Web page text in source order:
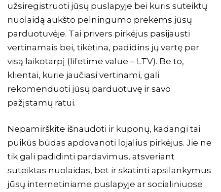
užsiregistruoti jūsų puslapyje bei kuris suteiktų
nuolaidą aukšto pelningumo prekėms jūsų
parduotuvėje. Tai privers pirkėjus pasijausti
vertinamais bei, tikėtina, padidins jų vertę per
visą laikotarpį (lifetime value – LTV). Be to,
klientai, kurie jaučiasi vertinami, gali
rekomenduoti jūsų parduotuvę ir savo
pažįstamų ratui.
Nepamirškite išnaudoti ir kuponų, kadangi tai
puikūs būdas apdovanoti lojalius pirkėjus. Jie ne
tik gali padidinti pardavimus, atsveriant
suteiktas nuolaidas, bet ir skatinti apsilankymus
jūsų internetiniame puslapyje ar socialiniuose